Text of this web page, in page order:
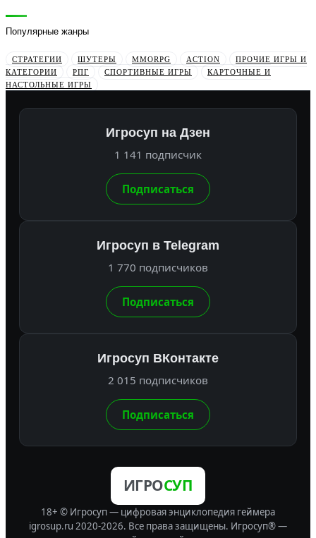
Популярные жанры
СТРАТЕГИИ ШУТЕРЫ MMORPG ACTION
ПРОЧИЕ ИГРЫ И
КАТЕГОРИИ
РПГ СПОРТИВНЫЕ ИГРЫ
КАРТОЧНЫЕ И
НАСТОЛЬНЫЕ ИГРЫ
Игросуп на Дзен
1 141 подписчик
Подписаться
Игросуп в Telegram
1 770 подписчиков
Подписаться
Игросуп ВКонтакте
2 015 подписчиков
Подписаться
ИГРОСУП
18+ © Игросуп — цифровая энциклопедия геймера
igrosup.ru 2020-2026. Все права защищены. Игросуп® —